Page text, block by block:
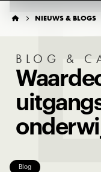
  NIEUWS & BLOGS
BLOG &
Blog